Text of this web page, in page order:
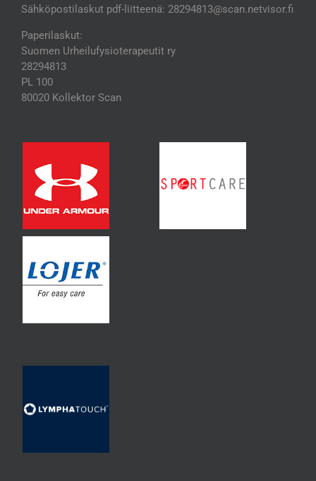
Sähköpostilaskut pdf-liitteenä: 28294813@scan.netvisor.fi
Paperilaskut:
Suomen Urheilufysioterapeutit ry
28294813
PL 100
80020 Kollektor Scan